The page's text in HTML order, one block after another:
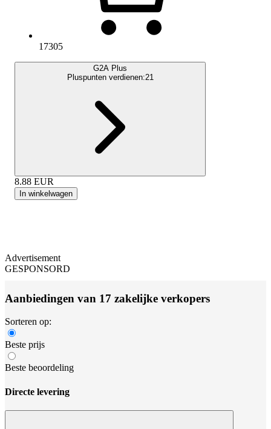
17305
G2A Plus
Pluspunten verdienen:21
8.88 EUR
In winkelwagen
Advertisement
GESPONSORD
Aanbiedingen van 17 zakelijke verkopers
Sorteren op:
Beste prijs
Beste beoordeling
Directe levering